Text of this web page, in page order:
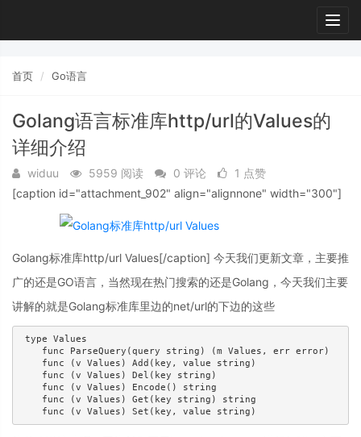
首页 Go语言
Golang语言标准库http/url的Values的
详细介绍
widuu 5959 阅读 0 评论
1 点赞
[caption id="attachment_902" align="alignnone" width="300"]
Golang标准库http/url Values[/caption] 今天我们更新文章，主要推
广的还是GO语言，当然现在热门搜索的还是Golang，今天我们主要
讲解的就是Golang标准库里边的net/url的下边的这些
type Values
    func ParseQuery(query string) (m Values, err error)
    func (v Values) Add(key, value string)
    func (v Values) Del(key string)
    func (v Values) Encode() string
    func (v Values) Get(key string) string